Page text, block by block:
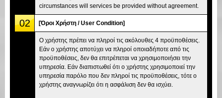
circumstances will services be provided without agreement.
02 [Όροι Χρήστη / User Condition]
Ο χρήστης πρέπει να πληροί τις ακόλουθες 4 προϋποθέσεις.
Εάν ο χρήστης αποτύχει να πληροί οποιαδήποτε από τις
προϋποθέσεις, δεν θα επιτρέπεται να χρησιμοποιήσει την
υπηρεσία. Εάν διαπιστωθεί ότι ο χρήστης χρησιμοποιεί την
υπηρεσία παρόλο που δεν πληροί τις προϋποθέσεις, τότε ο
χρήστης αναγνωρίζει ότι η ασφάλιση δεν θα ισχύει.